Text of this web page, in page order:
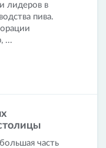
лидеров в
пива.
...
часть